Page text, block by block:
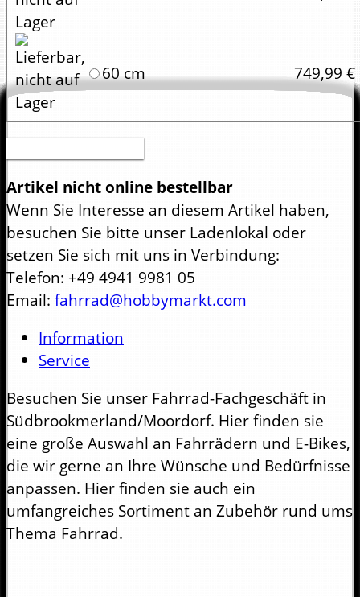
60 cm 749,99 €
Artikel nicht online bestellbar
Wenn Sie Interesse an diesem Artikel haben,
besuchen Sie bitte unser Ladenlokal oder
setzen Sie sich mit uns in Verbindung:
Telefon: +49 4941 9981 05
Email: fahrrad@hobbymarkt.com
Information
Service
Besuchen Sie unser Fahrrad-Fachgeschäft in
Südbrookmerland/Moordorf. Hier finden sie
eine große Auswahl an Fahrrädern und E-Bikes,
die wir gerne an Ihre Wünsche und Bedürfnisse
anpassen. Hier finden sie auch ein
umfangreiches Sortiment an Zubehör rund ums
Thema Fahrrad.